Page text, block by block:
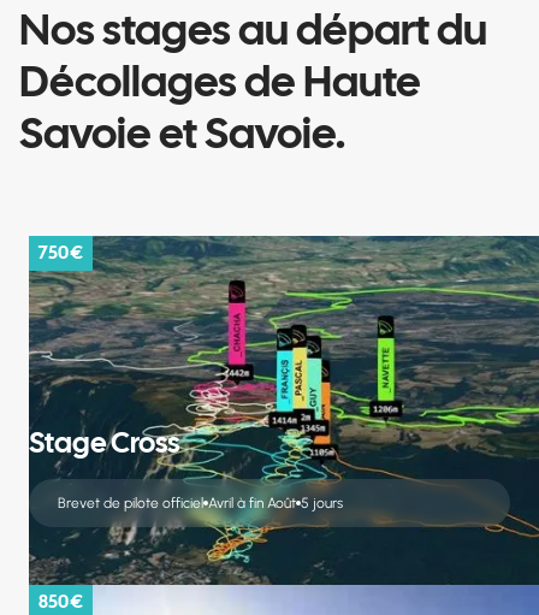
Nos stages au départ du
Décollages de Haute
Savoie et Savoie.
750 €
Stage Cross
Brevet de pilote officiel Avril à fin Août 5 jours
850 €